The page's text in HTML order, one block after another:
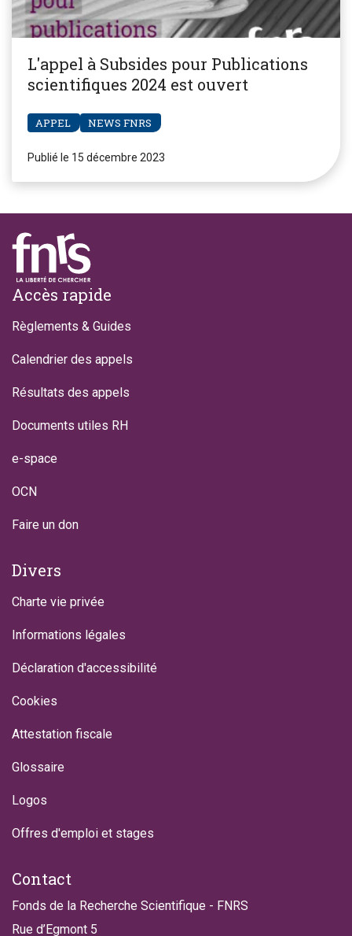
L'appel à Subsides pour Publications
scientifiques 2024 est ouvert
APPEL NEWS FNRS
Publié le 15 décembre 2023
Footer
Accès rapide
Règlements & Guides
Calendrier des appels
Résultats des appels
Documents utiles RH
e-space
OCN
Faire un don
Divers
Charte vie privée
Informations légales
Déclaration d'accessibilité
Cookies
Attestation fiscale
Glossaire
Logos
Offres d'emploi et stages
Contact
Fonds de la Recherche Scientifique - FNRS
Rue d’Egmont 5